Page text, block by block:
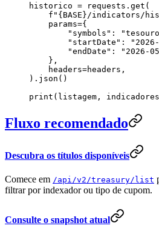
historico = requests.get(
    f
" {BASE} /indicators/
    params
={
        "
symbols " : "
        "
startDate " : "
        "
endDate " : " 2026-
    },
    headers
=headers,
).json()
print (listagem,
Fluxo recomendado
Descubra os títulos disponíveis
Comece em /api/v2/treasury/list
filtrar por indexador ou tipo de cupom.
Consulte o snapshot atual